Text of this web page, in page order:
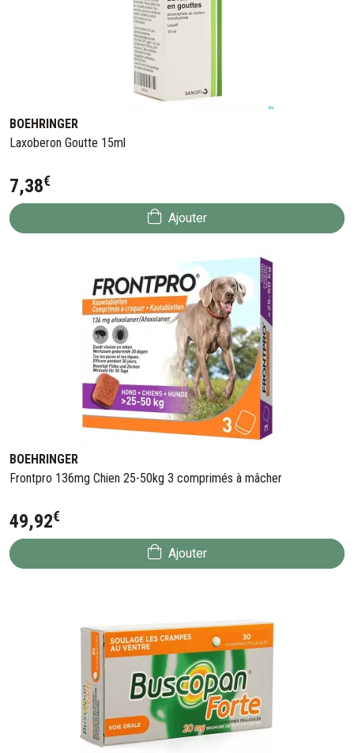
BOEHRINGER
Laxoberon Goutte 15ml
7,38€
Ajouter
BOEHRINGER
Frontpro 136mg Chien 25-50kg 3 comprimés à mâcher
49,92€
Ajouter